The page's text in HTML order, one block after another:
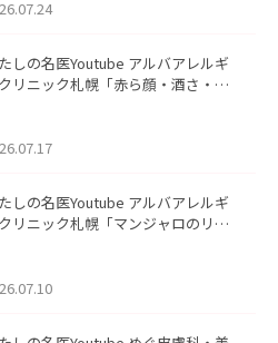
しの名医Youtube アルバアレルギ
リニック札幌「赤ら顔・酒さ・ニ
。
しの名医Youtube アルバアレルギ
リニック札幌「マンジャロのリア